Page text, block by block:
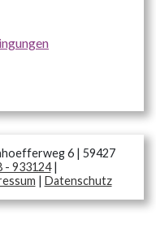
6 | 59427
- 933124|
| Datenschutz